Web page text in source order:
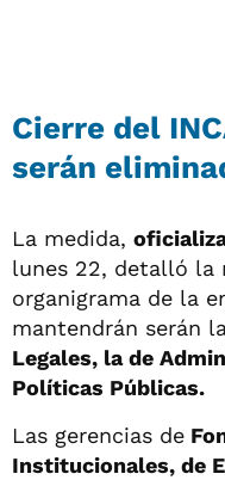
Cierre del
serán
La medida,
lunes 22, detalló la
organigrama de la
mantendrán serán
Legales, la de
Políticas Públicas.
Las gerencias de
Institucionales, de